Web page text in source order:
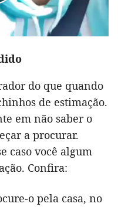
do que quando
de estimação.
em não saber o
a procurar.
caso você algum
Confira:
o pela casa, no